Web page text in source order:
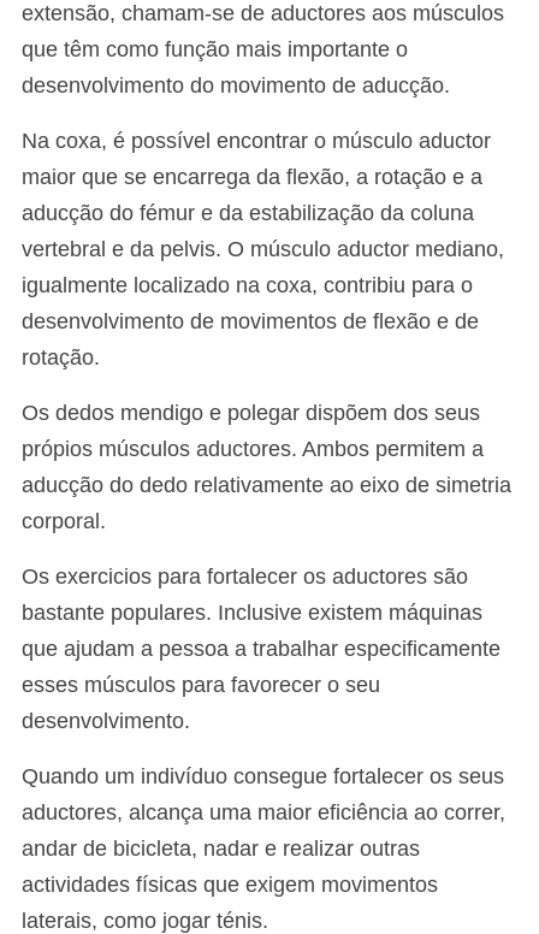
extensão, chamam-se de aductores aos músculos
que têm como função mais importante o
desenvolvimento do movimento de aducção.
Na coxa, é possível encontrar o músculo aductor
maior que se encarrega da flexão, a rotação e a
aducção do fémur e da estabilização da coluna
vertebral e da pelvis. O músculo aductor mediano,
igualmente localizado na coxa, contribiu para o
desenvolvimento de movimentos de flexão e de
rotação.
Os dedos mendigo e polegar dispõem dos seus
própios músculos aductores. Ambos permitem a
aducção do dedo relativamente ao eixo de simetria
corporal.
Os exercicios para fortalecer os aductores são
bastante populares. Inclusive existem máquinas
que ajudam a pessoa a trabalhar especificamente
esses músculos para favorecer o seu
desenvolvimento.
Quando um indivíduo consegue fortalecer os seus
aductores, alcança uma maior eficiência ao correr,
andar de bicicleta, nadar e realizar outras
actividades físicas que exigem movimentos
laterais, como jogar ténis.